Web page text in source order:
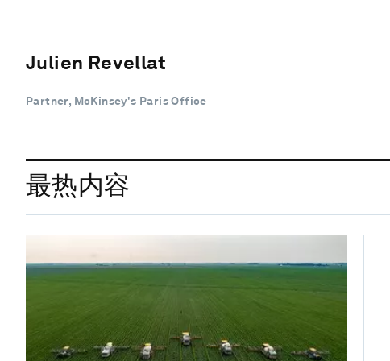
Julien Revellat
Partner, McKinsey's Paris Office
最热内容